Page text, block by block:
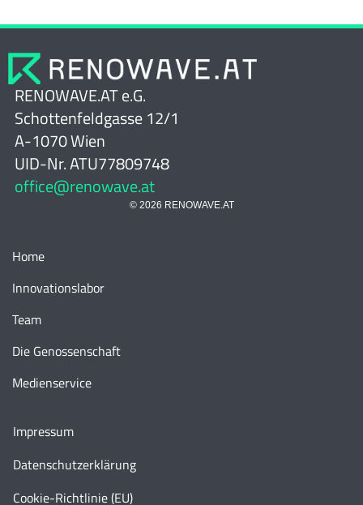
RENOWAVE.AT e.G.
Schottenfeldgasse 12/1
A-1070 Wien
UID-Nr. ATU77809748
office@renowave.at
© 2026 RENOWAVE.AT
Home
Innovationslabor
Team
Die Genossenschaft
Medienservice
Impressum
Datenschutzerklärung
Cookie-Richtlinie (EU)